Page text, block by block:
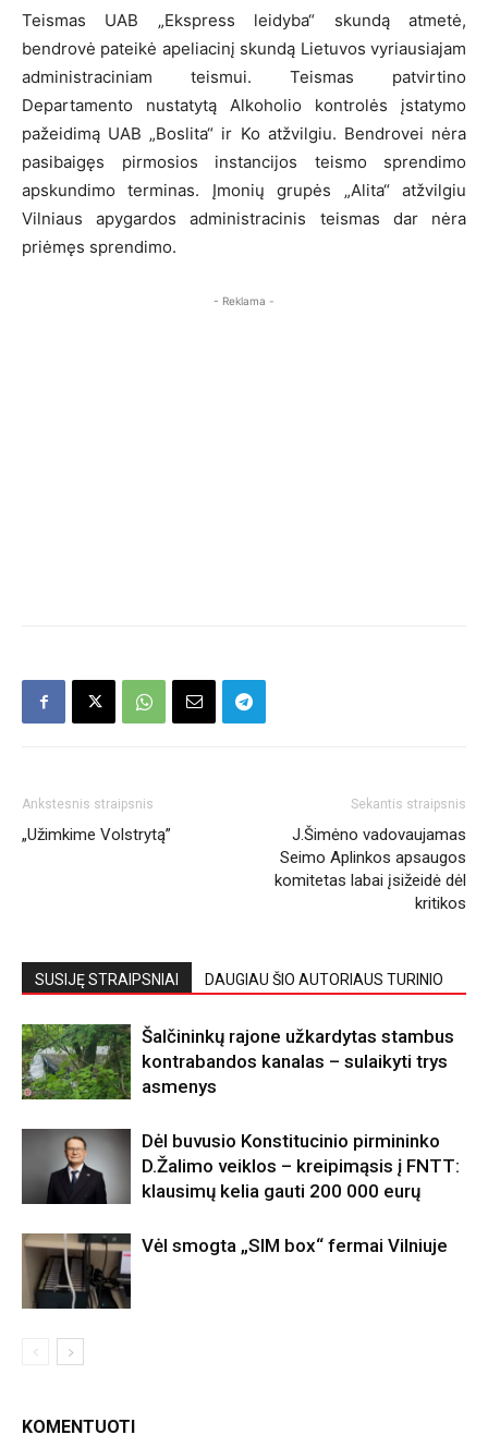
Teismas UAB „Ekspress leidyba“ skundą atmetė,
bendrovė pateikė apeliacinį skundą Lietuvos vyriausiajam
administraciniam teismui. Teismas patvirtino
Departamento nustatytą Alkoholio kontrolės įstatymo
pažeidimą UAB „Boslita“ ir Ko atžvilgiu. Bendrovei nėra
pasibaigęs pirmosios instancijos teismo sprendimo
apskundimo terminas. Įmonių grupės „Alita“ atžvilgiu
Vilniaus apygardos administracinis teismas dar nėra
priėmęs sprendimo.
- Reklama -
Ankstesnis straipsnis
„Užimkime Volstrytą”
Sekantis straipsnis
J.Šimėno vadovaujamas
Seimo Aplinkos apsaugos
komitetas labai įsižeidė dėl
kritikos
SUSIJĘ STRAIPSNIAI DAUGIAU ŠIO AUTORIAUS TURINIO
Šalčininkų rajone užkardytas stambus
kontrabandos kanalas – sulaikyti trys
asmenys
Dėl buvusio Konstitucinio pirmininko
D.Žalimo veiklos – kreipimąsis į FNTT:
klausimų kelia gauti 200 000 eurų
Vėl smogta „SIM box“ fermai Vilniuje
KOMENTUOTI